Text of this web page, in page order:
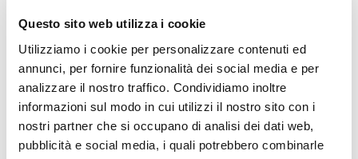
Questo sito web utilizza i cookie
Utilizziamo i cookie per personalizzare contenuti ed
annunci, per fornire funzionalità dei social media e per
analizzare il nostro traffico. Condividiamo inoltre
informazioni sul modo in cui utilizzi il nostro sito con i
nostri partner che si occupano di analisi dei dati web,
pubblicità e social media, i quali potrebbero combinarle
1000 € 24,19 € 28,35
1500 € 24,04 € 28,21
2000 € 23,90 € 28,14